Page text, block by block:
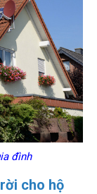
đình
cho hộ